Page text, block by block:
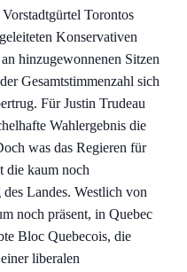
Torontos
Konservativen
hinzugewonnenen Sitzen
Gesamtstimmenzahl sich
Für Justin Trudeau
Wahlergebnis die
was das Regieren für
die kaum noch
des Landes. Westlich von
noch präsent, in Quebec
Bloc Quebecois, die
liberalen